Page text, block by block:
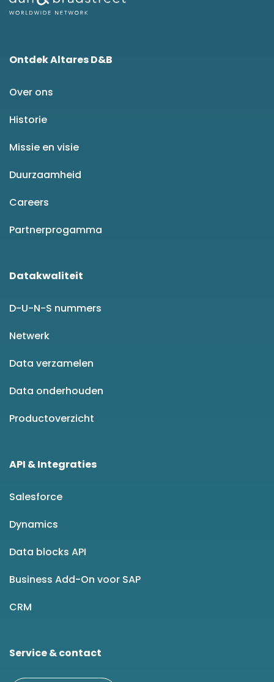
Ontdek Altares D&B
Over ons
Historie
Missie en visie
Duurzaamheid
Careers
Partnerprogamma
Datakwaliteit
D-U-N-S nummers
Netwerk
Data verzamelen
Data onderhouden
Productoverzicht
API & Integraties
Salesforce
Dynamics
Data blocks API
Business Add-On voor SAP
CRM
Service & contact